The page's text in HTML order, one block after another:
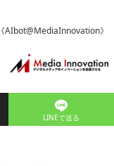
《AIbot@MediaInnovation》
LINEで送る